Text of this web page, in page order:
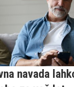
navada